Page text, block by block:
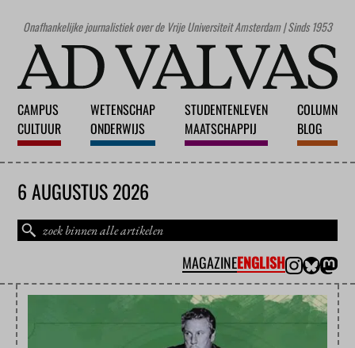
Onafhankelijke journalistiek over de Vrije Universiteit Amsterdam | Sinds 1953
CAMPUS
CULTUUR
WETENSCHAP
ONDERWIJS
STUDENTENLEVEN
MAATSCHAPPIJ
COLUMN
BLOG
6 AUGUSTUS 2026
MAGAZINEENGLISH